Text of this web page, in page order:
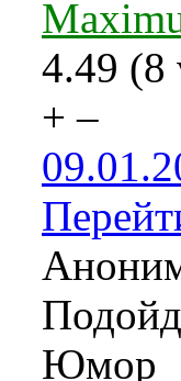
4.49 (8
+ –
Юмор